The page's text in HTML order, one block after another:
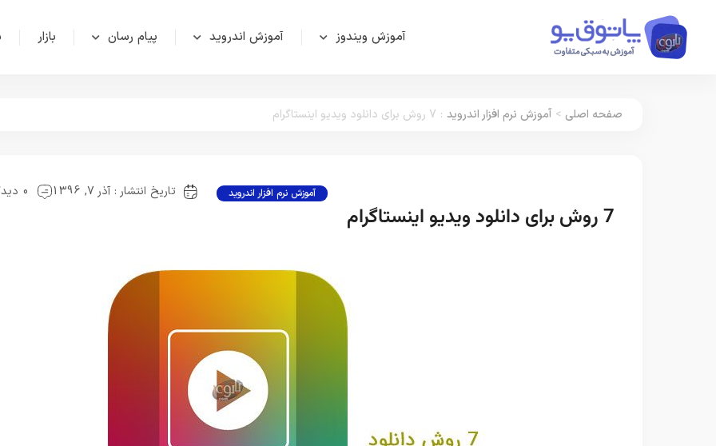
آموزش ویندوز آموزش اندروید پیام رسان بازار
صفحه اصلی > آموزش نرم افزار اندروید : 7 روش برای دانلود ویدیو اینستاگرام
7 روش برای دانلود ویدیو اینستاگرام
آموزش نرم افزار اندروید تاریخ انتشار : آذر 7, 1396 0 دیدگاه